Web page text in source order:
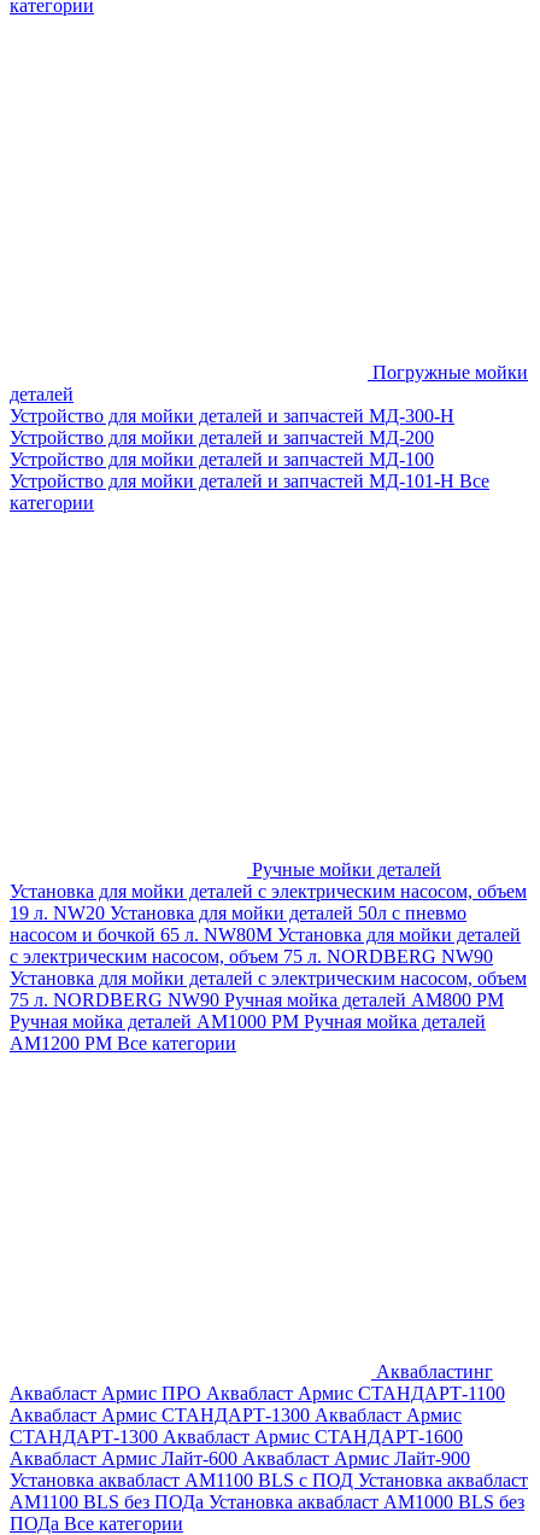
категории
Погружные мойки
деталей
Устройство для мойки деталей и запчастей МД-300-H
Устройство для мойки деталей и запчастей МД-200
Устройство для мойки деталей и запчастей МД-100
Устройство для мойки деталей и запчастей МД-101-Н Все
категории
Ручные мойки деталей
Установка для мойки деталей с электрическим насосом, объем
19 л. NW20 Установка для мойки деталей 50л с пневмо
насосом и бочкой 65 л. NW80M Установка для мойки деталей
с электрическим насосом, объем 75 л. NORDBERG NW90
Установка для мойки деталей с электрическим насосом, объем
75 л. NORDBERG NW90 Ручная мойка деталей АМ800 РМ
Ручная мойка деталей АМ1000 РМ Ручная мойка деталей
АМ1200 РМ Все категории
Аквабластинг
Аквабласт Армис ПРО Аквабласт Армис СТАНДАРТ-1100
Аквабласт Армис СТАНДАРТ-1300 Аквабласт Армис
СТАНДАРТ-1300 Аквабласт Армис СТАНДАРТ-1600
Аквабласт Армис Лайт-600 Аквабласт Армис Лайт-900
Установка аквабласт AM1100 BLS с ПОД Установка аквабласт
AM1100 BLS без ПОДа Установка аквабласт AM1000 BLS без
ПОДа Все категории